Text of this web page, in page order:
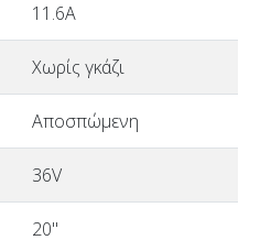
11.6A
Χωρίς γκάζι
Αποσπώμενη
36V
20"